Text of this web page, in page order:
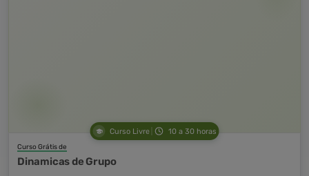
Curso Livre 10 a 30 horas
Curso Grátis de
Dinamicas de Grupo